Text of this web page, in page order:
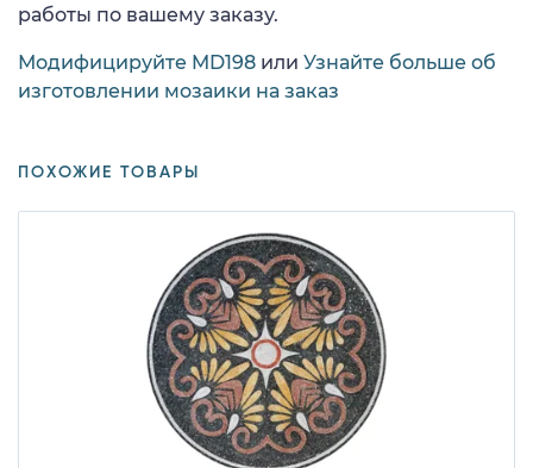
работы по вашему заказу.
Модифицируйте MD198 или Узнайте больше об
изготовлении мозаики на заказ
ПОХОЖИЕ ТОВАРЫ